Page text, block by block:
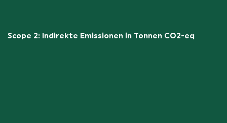
Scope 2: Indirekte Emissionen in Tonnen CO2-eq